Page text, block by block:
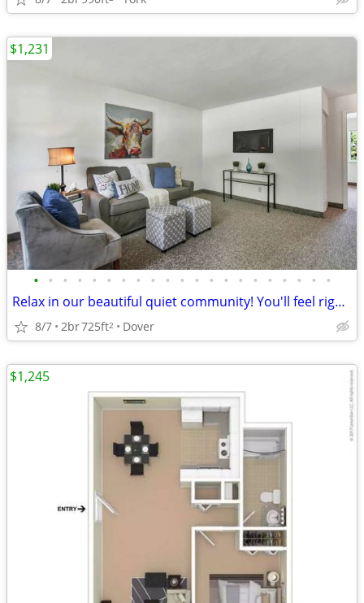
• • • • • • • • • • • • • • • • • • • • •
Relax in our beautiful quiet community! You'll feel right at home
8/7 2br725ft2 Dover
$1,231
$1,245